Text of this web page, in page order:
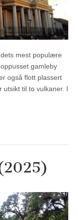
mest populære
gamleby
også flott plassert
utsikt til to vulkaner. I